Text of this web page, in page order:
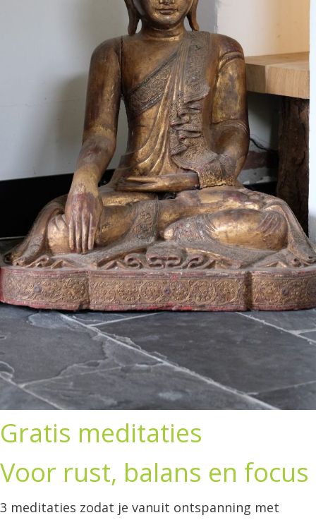
Gratis meditaties
Voor rust, balans en focus
3 meditaties zodat je vanuit ontspanning met